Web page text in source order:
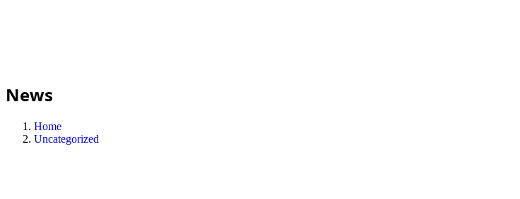
News
Home
Uncategorized